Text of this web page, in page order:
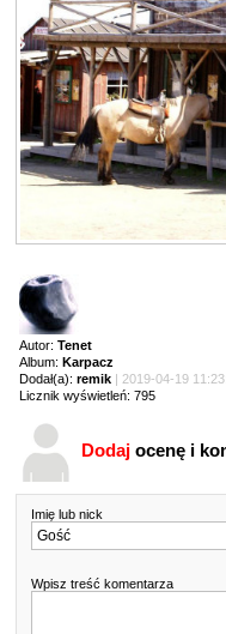
Autor: Tenet
Album: Karpacz
Dodał(a): remik
| 2019-04-19
Licznik wyświetleń: 795
Dodaj ocenę i
Imię lub nick
Wpisz treść komentarza